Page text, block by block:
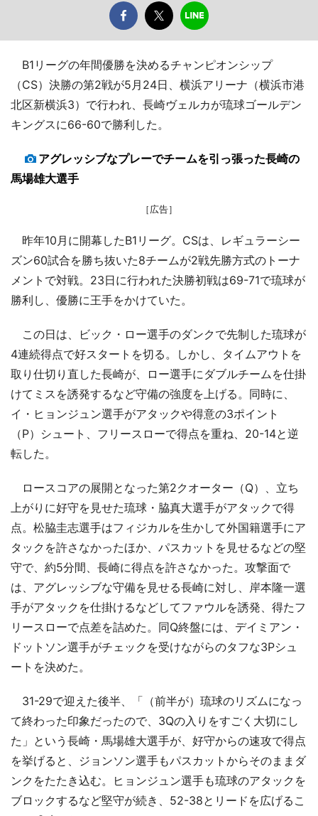
B1リーグの年間優勝を決めるチャンピオンシップ
（CS）決勝の第2戦が5月24日、横浜アリーナ（横浜市港
北区新横浜3）で行われ、長崎ヴェルカが琉球ゴールデン
キングスに66-60で勝利した。
アグレッシブなプレーでチームを引っ張った長崎の
馬場雄大選手
［広告］
昨年10月に開幕したB1リーグ。CSは、レギュラーシー
ズン60試合を勝ち抜いた8チームが2戦先勝方式のトーナ
メントで対戦。23日に行われた決勝初戦は69-71で琉球が
勝利し、優勝に王手をかけていた。
この日は、ビック・ロー選手のダンクで先制した琉球が
4連続得点で好スタートを切る。しかし、タイムアウトを
取り仕切り直した長崎が、ロー選手にダブルチームを仕掛
けてミスを誘発するなど守備の強度を上げる。同時に、
イ・ヒョンジュン選手がアタックや得意の3ポイント
（P）シュート、フリースローで得点を重ね、20-14と逆
転した。
ロースコアの展開となった第2クオーター（Q）、立ち
上がりに好守を見せた琉球・脇真大選手がアタックで得
点。松脇圭志選手はフィジカルを生かして外国籍選手にア
タックを許さなかったほか、パスカットを見せるなどの堅
守で、約5分間、長崎に得点を許さなかった。攻撃面で
は、アグレッシブな守備を見せる長崎に対し、岸本隆一選
手がアタックを仕掛けるなどしてファウルを誘発、得たフ
リースローで点差を詰めた。同Q終盤には、デイミアン・
ドットソン選手がチェックを受けながらのタフな3Pシュ
ートを決めた。
31-29で迎えた後半、「（前半が）琉球のリズムになっ
て終わった印象だったので、3Qの入りをすごく大切にし
た」という長崎・馬場雄大選手が、好守からの速攻で得点
を挙げると、ジョンソン選手もパスカットからそのままダ
ンクをたたき込む。ヒョンジュン選手も琉球のアタックを
ブロックするなど堅守が続き、52-38とリードを広げるこ